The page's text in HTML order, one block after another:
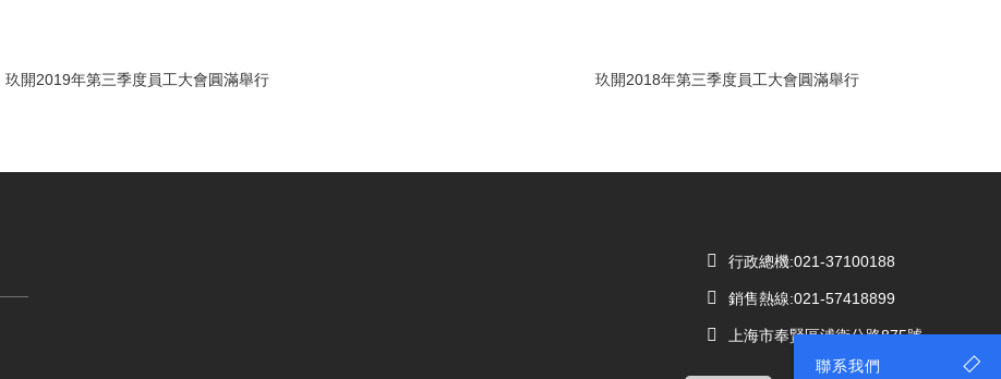
聯系我們
玖開2019年第三季度員工大會圓滿舉行 玖開2018年第三季度員工大會圓滿舉行
行政總機:021-37100188
銷售熱線:021-57418899
上海市奉賢區浦衛公路875號